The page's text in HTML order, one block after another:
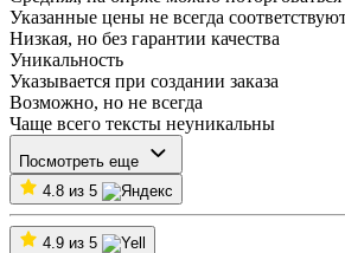
Указанные цены не всегда
Низкая, но без гарантии качества
Уникальность
Указывается при создании заказа
Возможно, но не всегда
Чаще всего тексты неуникальны
Посмотреть еще
4.8 из 5
4.9 из 5